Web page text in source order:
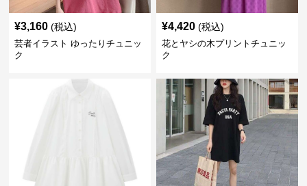
¥3,160 (税込)
芸者イラスト ゆったりチュニッ
ク
¥4,420 (税込)
花とヤシの木プリントチュニッ
ク